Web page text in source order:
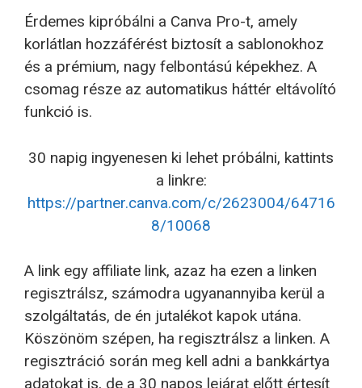
Érdemes kipróbálni a Canva Pro-t, amely
korlátlan hozzáférést biztosít a sablonokhoz
és a prémium, nagy felbontású képekhez. A
csomag része az automatikus háttér eltávolító
funkció is.
30 napig ingyenesen ki lehet próbálni, kattints
a linkre:
https://partner.canva.com/c/2623004/64716
8/10068
A link egy affiliate link, azaz ha ezen a linken
regisztrálsz, számodra ugyanannyiba kerül a
szolgáltatás, de én jutalékot kapok utána.
Köszönöm szépen, ha regisztrálsz a linken. A
regisztráció során meg kell adni a bankkártya
adatokat is, de a 30 napos lejárat előtt értesít